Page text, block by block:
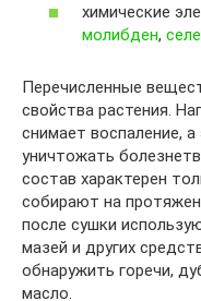
химические
молибден,
Перечисленные
свойства растения.
снимает воспаление,
уничтожать
состав характерен
собирают на
после сушки
мазей и других
обнаружить горечи,
масло.